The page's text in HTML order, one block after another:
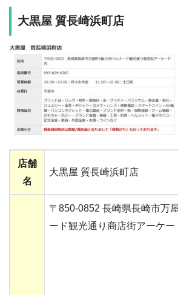
大黒屋 質長崎浜町店
店舗
名
大黒屋 質長崎浜町店
〒850-0852 長崎県長崎市万
ード観光通り商店街アーケー